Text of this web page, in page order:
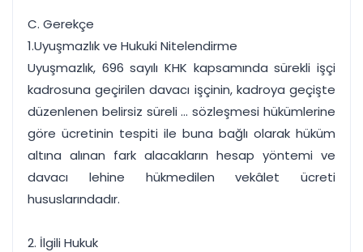
C. Gerekçe
1.Uyuşmazlık ve Hukuki Nitelendirme
Uyuşmazlık, 696 sayılı KHK kapsamında sürekli işçi
kadrosuna geçirilen davacı işçinin, kadroya geçişte
düzenlenen belirsiz süreli ... sözleşmesi hükümlerine
göre ücretinin tespiti ile buna bağlı olarak hüküm
altına alınan fark alacakların hesap yöntemi ve
davacı lehine hükmedilen vekâlet ücreti
hususlarındadır.
2. İlgili Hukuk